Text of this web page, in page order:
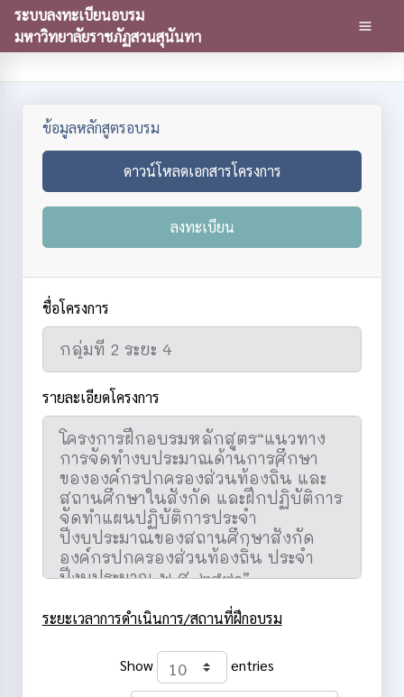
ระบบลงทะเบียนอบรม
มหาวิทยาลัยราชภัฏสวนสุนันทา
ข้อมูลหลักสูตรอบรม
ดาวน์โหลดเอกสารโครงการ
ลงทะเบียน
ชื่อโครงการ
รายละเอียดโครงการ
ระยะเวลาการดำเนินการ/สถานที่ฝึกอบรม
Show entries